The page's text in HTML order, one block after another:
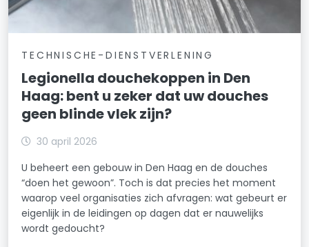
TECHNISCHE-DIENSTVERLENING
Legionella douchekoppen in Den
Haag: bent u zeker dat uw douches
geen blinde vlek zijn?
30 april 2026
U beheert een gebouw in Den Haag en de douches
“doen het gewoon”. Toch is dat precies het moment
waarop veel organisaties zich afvragen: wat gebeurt er
eigenlijk in de leidingen op dagen dat er nauwelijks
wordt gedoucht?